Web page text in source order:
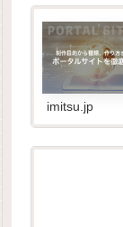
imitsu.jp